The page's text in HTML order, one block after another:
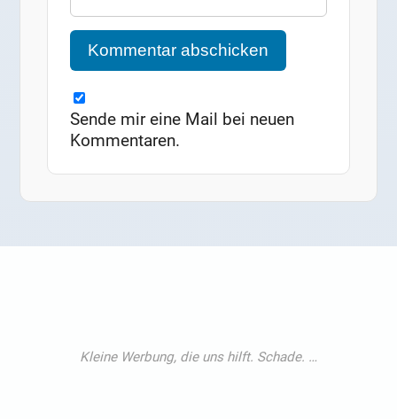
Sende mir eine Mail bei neuen
Kommentaren.